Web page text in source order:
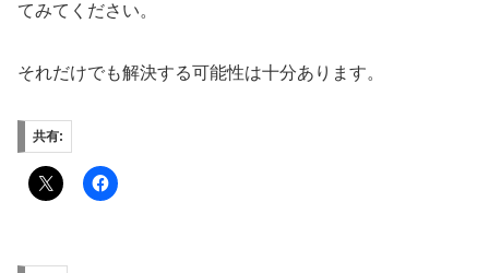
てみてください。
それだけでも解決する可能性は十分あります。
共有: